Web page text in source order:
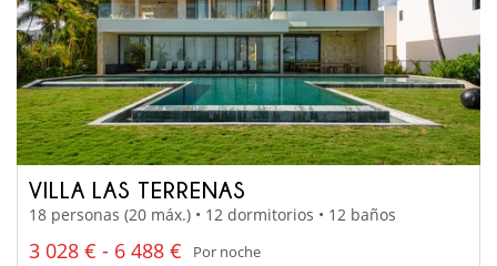
VILLA LAS TERRENAS
18 personas (20 máx.) • 12 dormitorios • 12 baños
3 028 € - 6 488 €
Por noche